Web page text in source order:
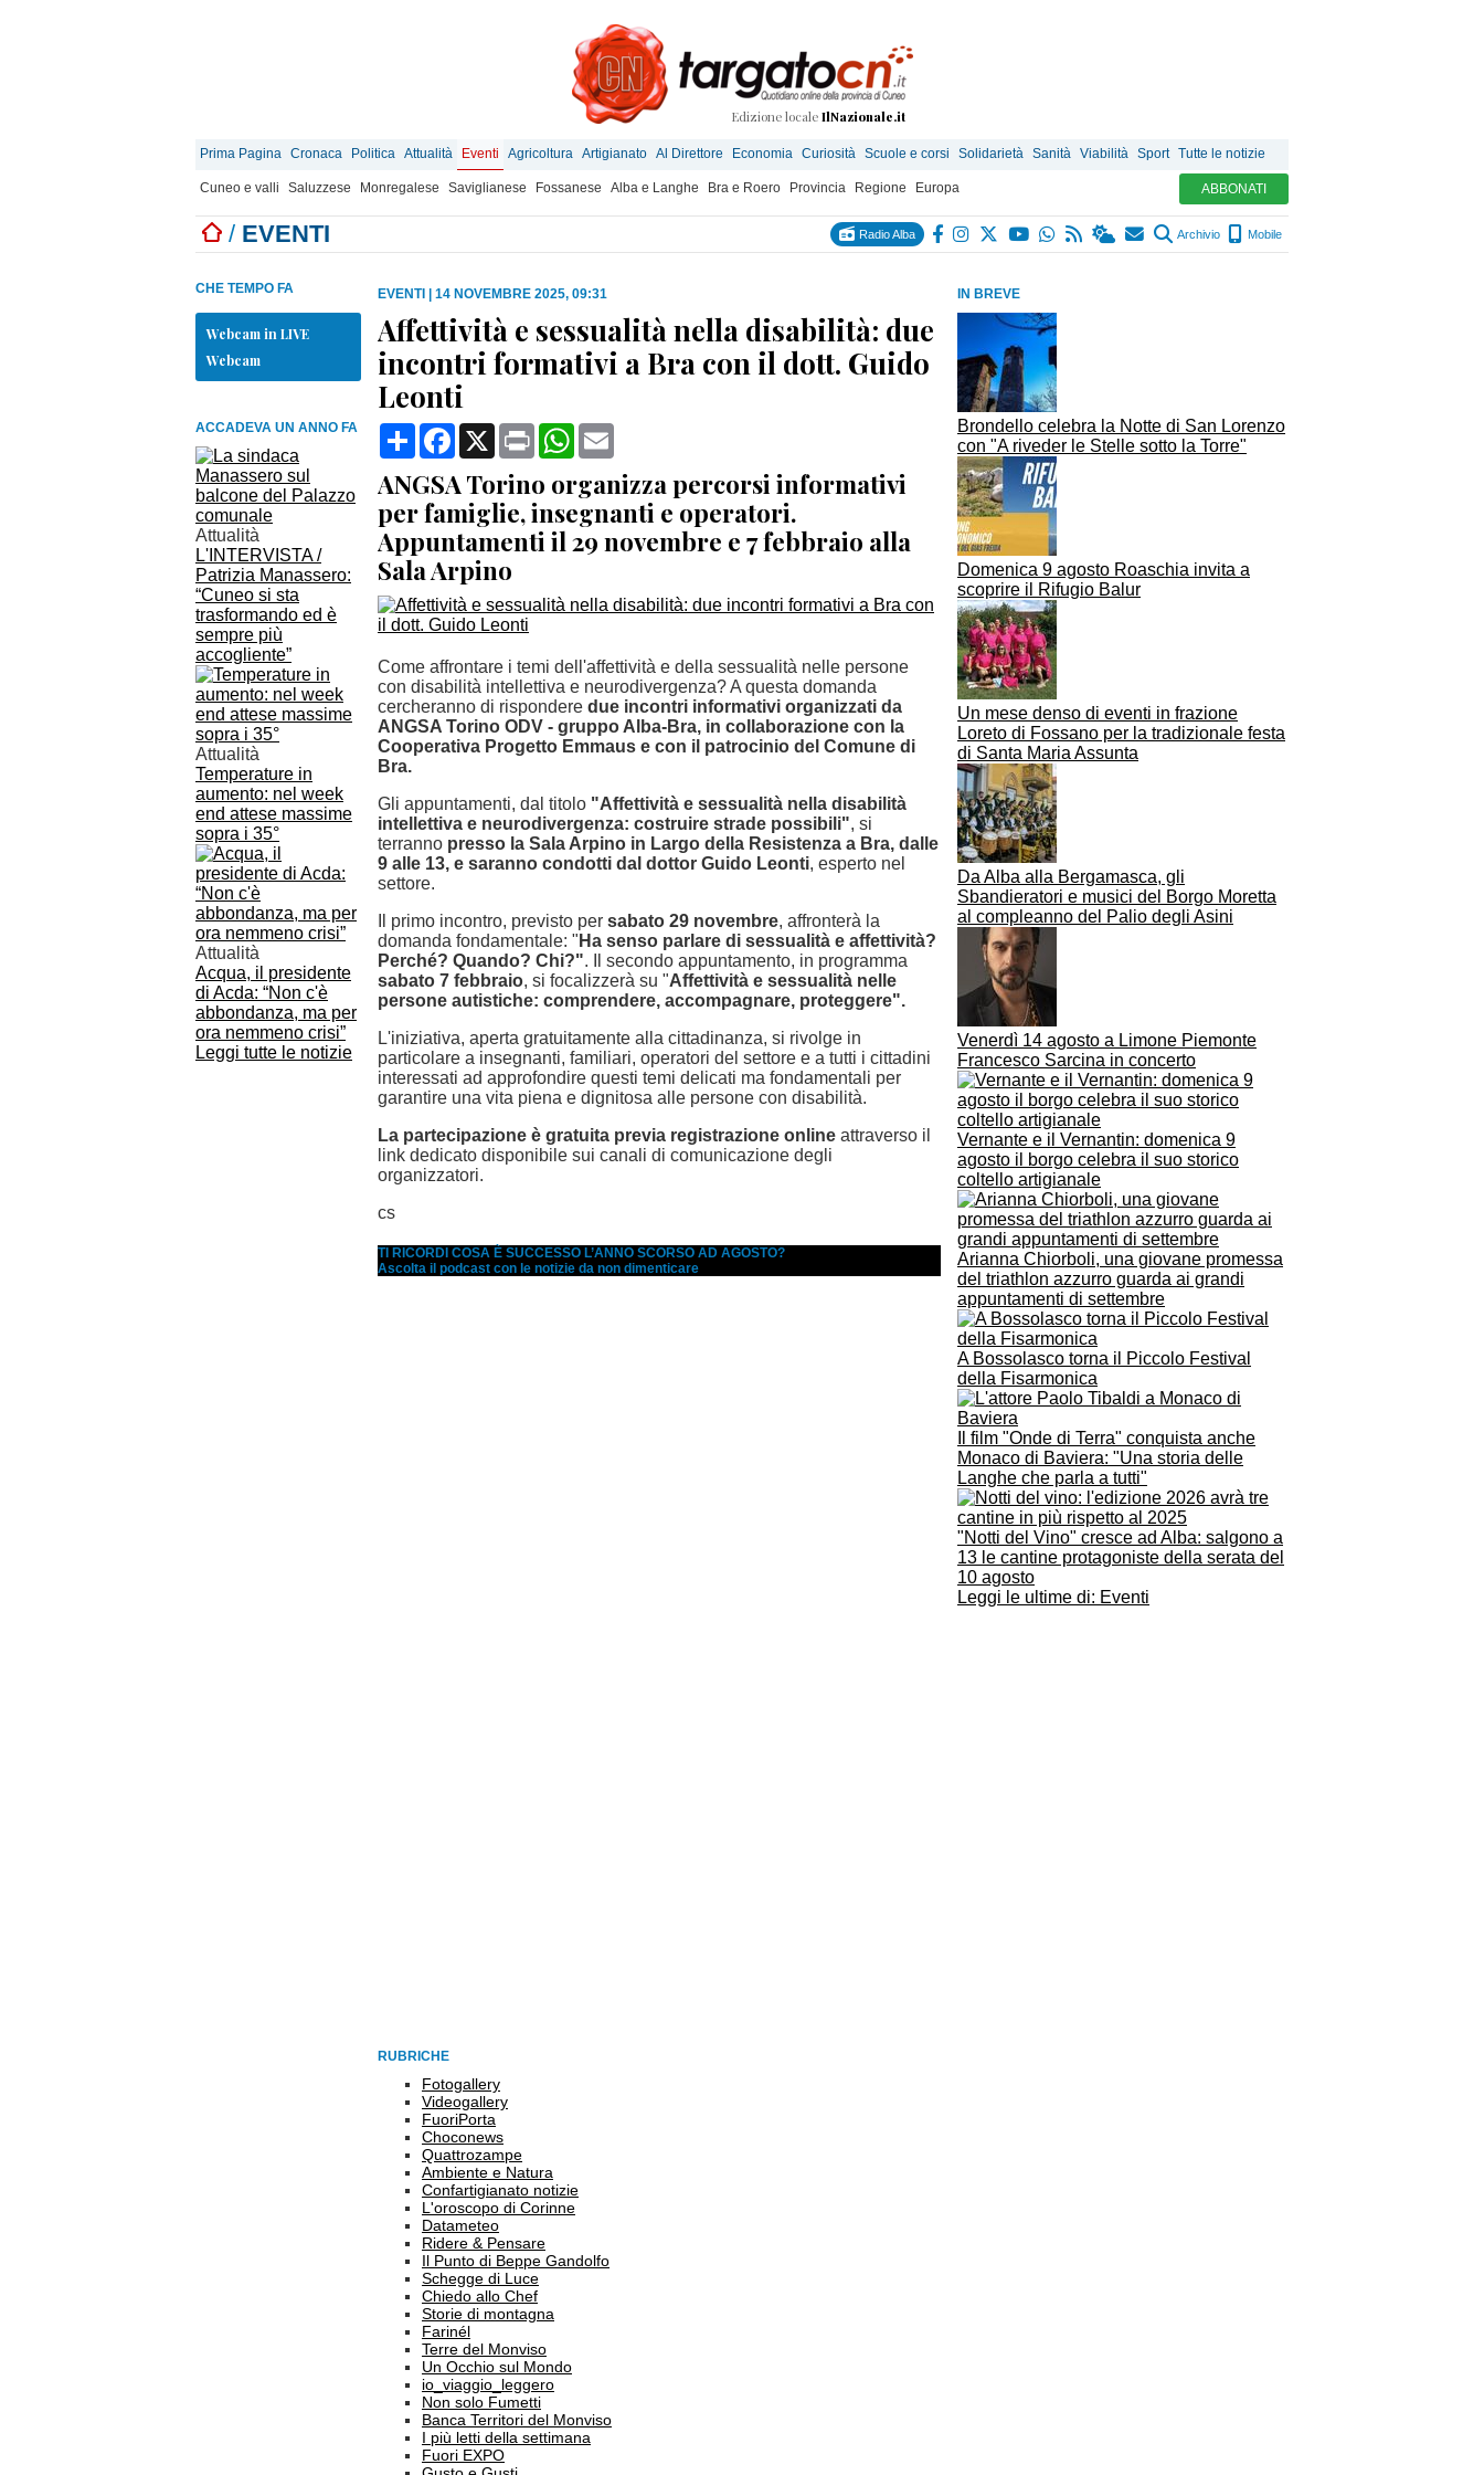
Edizione locale IlNazionale.it
Prima Pagina Cronaca Politica Attualità Eventi Agricoltura Artigianato Al Direttore Economia Curiosità Scuole e corsi Solidarietà Sanità Viabilità Sport Tutte le notizie
Cuneo e valli Saluzzese Monregalese Saviglianese Fossanese Alba e Langhe Bra e Roero Provincia Regione Europa ABBONATI
/ EVENTI Radio Alba Archivio Mobile
IN BREVE
Brondello celebra la Notte di San Lorenzo
con "A riveder le Stelle sotto la Torre"
Domenica 9 agosto Roaschia invita a
scoprire il Rifugio Balur
Un mese denso di eventi in frazione
Loreto di Fossano per la tradizionale festa
di Santa Maria Assunta
Da Alba alla Bergamasca, gli
Sbandieratori e musici del Borgo Moretta
al compleanno del Palio degli Asini
Venerdì 14 agosto a Limone Piemonte
Francesco Sarcina in concerto
Vernante e il Vernantin: domenica 9
agosto il borgo celebra il suo storico
coltello artigianale
Arianna Chiorboli, una giovane promessa
del triathlon azzurro guarda ai grandi
appuntamenti di settembre
A Bossolasco torna il Piccolo Festival
della Fisarmonica
Il film "Onde di Terra" conquista anche
Monaco di Baviera: "Una storia delle
Langhe che parla a tutti"
"Notti del Vino" cresce ad Alba: salgono a
13 le cantine protagoniste della serata del
10 agosto
Leggi le ultime di: Eventi
CHE TEMPO FA
Webcam in LIVE
Webcam
ACCADEVA UN ANNO FA
Attualità
L'INTERVISTA /
Patrizia Manassero:
“Cuneo si sta
trasformando ed è
sempre più
accogliente”
Attualità
Temperature in
aumento: nel week
end attese massime
sopra i 35°
Attualità
Acqua, il presidente
di Acda: “Non c'è
abbondanza, ma per
ora nemmeno crisi”
Leggi tutte le notizie
EVENTI 14 NOVEMBRE 2025, 09:31
Affettività e sessualità nella disabilità: due
incontri formativi a Bra con il dott. Guido
Leonti
CondividiFacebook
X Print WhatsApp
ANGSA Torino organizza percorsi informativi
per famiglie, insegnanti e operatori.
Appuntamenti il 29 novembre e 7 febbraio alla
Sala Arpino
Come affrontare i temi dell'affettività e della sessualità nelle persone
con disabilità intellettiva e neurodivergenza? A questa domanda
cercheranno di rispondere due incontri informativi organizzati da
ANGSA Torino ODV - gruppo Alba-Bra, in collaborazione con la
Cooperativa Progetto Emmaus e con il patrocinio del Comune di
Bra.
Gli appuntamenti, dal titolo "Affettività e sessualità nella disabilità
intellettiva e neurodivergenza: costruire strade possibili", si
terranno presso la Sala Arpino in Largo della Resistenza a Bra, dalle
9 alle 13, e saranno condotti dal dottor Guido Leonti, esperto nel
settore.
Il primo incontro, previsto per sabato 29 novembre, affronterà la
domanda fondamentale: " Ha senso parlare di sessualità e affettività?
Perché? Quando? Chi?". Il secondo appuntamento, in programma
sabato 7 febbraio, si focalizzerà su "Affettività e sessualità nelle
persone autistiche: comprendere, accompagnare, proteggere".
L'iniziativa, aperta gratuitamente alla cittadinanza, si rivolge in
particolare a insegnanti, familiari, operatori del settore e a tutti i cittadini
interessati ad approfondire questi temi delicati ma fondamentali per
garantire una vita piena e dignitosa alle persone con disabilità.
La partecipazione è gratuita previa registrazione online attraverso il
link dedicato disponibile sui canali di comunicazione degli
organizzatori.
cs
TI RICORDI COSA È SUCCESSO L’ANNO SCORSO AD AGOSTO?
Ascolta il podcast con le notizie da non dimenticare
RUBRICHE
Fotogallery
Videogallery
FuoriPorta
Choconews
Quattrozampe
Ambiente e Natura
Confartigianato notizie
L'oroscopo di Corinne
Datameteo
Ridere & Pensare
Il Punto di Beppe Gandolfo
Schegge di Luce
Chiedo allo Chef
Storie di montagna
Farinél
Terre del Monviso
Un Occhio sul Mondo
io_viaggio_leggero
Non solo Fumetti
Banca Territori del Monviso
I più letti della settimana
Fuori EXPO